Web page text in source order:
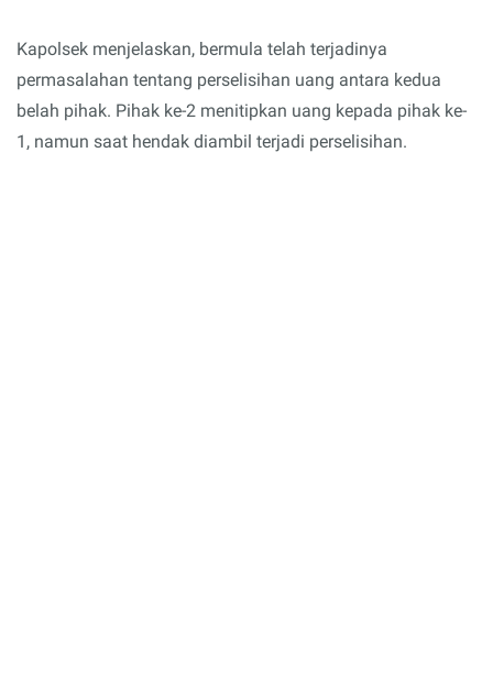
Kapolsek menjelaskan, bermula telah terjadinya
permasalahan tentang perselisihan uang antara kedua
belah pihak. Pihak ke-2 menitipkan uang kepada pihak ke-
1, namun saat hendak diambil terjadi perselisihan.